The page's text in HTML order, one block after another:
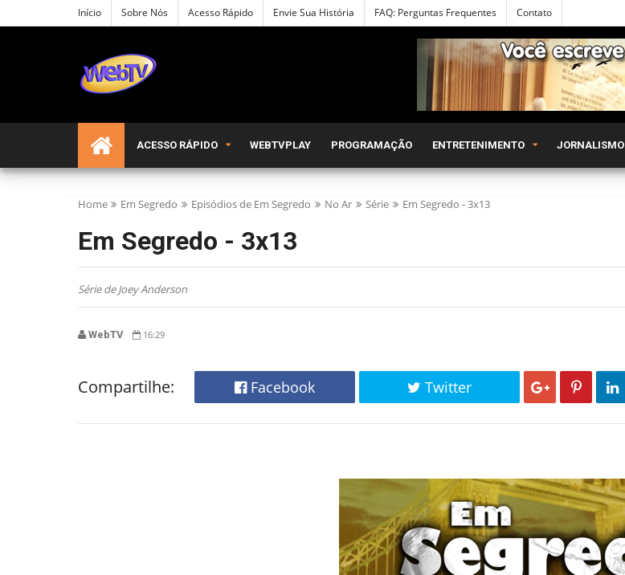
Início Sobre Nós Acesso Rápido Envie Sua História FAQ: Perguntas Frequentes Contato
ACESSO RÁPIDO WEBTVPLAY PROGRAMAÇÃO ENTRETENIMENTO JORNALISMO
Home Em Segredo Episódios de Em Segredo No Ar Série Em Segredo - 3x13
Em Segredo - 3x13
Série de Joey Anderson
WebTV 16:29
Compartilhe: Facebook Twitter